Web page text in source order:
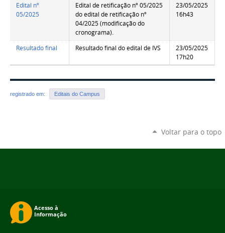
Edital nº
05/2025
Edital de retificação nº 05/2025
do edital de retificação nº
04/2025 (modificação do
cronograma).
23/05/2025
16h43
Resultado final Resultado final do edital de IVS
23/05/2025
17h20
registrado em: Editais do Campus
Voltar para o topo